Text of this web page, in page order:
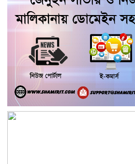
কয়রায় জুলাই
উপলক্ষে
জুলাই গণ-
গণঅধিকার
অভিযোগ